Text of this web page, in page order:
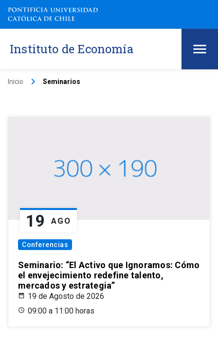
Instituto de Economía
Inicio keyboard_arrow_right Seminarios
19 AGO
Conferencias
Seminario: “El Activo que Ignoramos: Cómo
el envejecimiento redefine talento,
mercados y estrategia”
19 de Agosto de 2026
09:00 a 11:00 horas